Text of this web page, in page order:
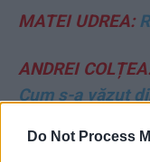
Do Not Process
MATEI UDREA:
ANDREI
Cum s-a văzut